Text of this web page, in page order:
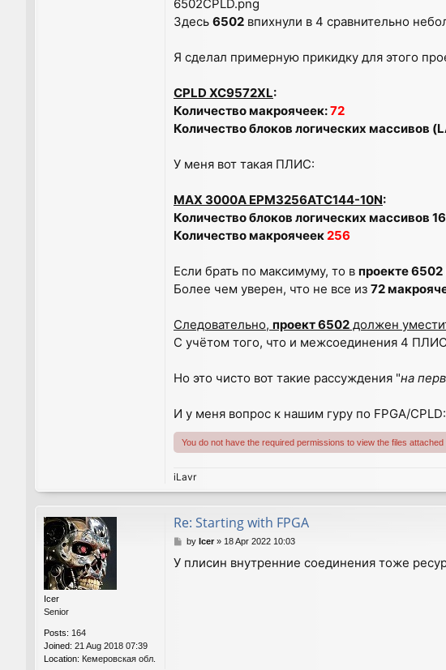
6502CPLD.png
Здесь 6502 впихнули в 4 сравнительно
Я сделал примерную прикидку для этого
CPLD XC9572XL:
Количество макроячеек:72
Количество блоков логических массивов
У меня вот такая ПЛИС:
MAX 3000A EPM3256ATC144-10N:
Количество блоков логических массивов 16
Количество макроячеек 256
Если брать по максимуму, то в проекте 6502
Более чем уверен, что не все из 72
Следовательно, проект 6502 должен
С учётом того, что и межсоединения 4
Но это чисто вот такие рассуждения "на
И у меня вопрос к нашим гуру по FPGA/CPLD:
You do not have the required permissions to view the files attached
iLavr
Icer
Senior
Posts: 164
Joined: 21 Aug 2018 07:39
Location: Кемеровская обл.
Re: Starting with FPGA
P
s
by Icer» 18 Apr 2022 10:03
У плисин внутренние соединения тоже